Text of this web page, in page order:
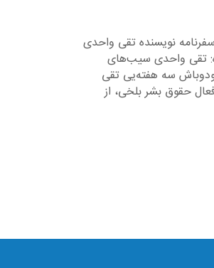
نویسنده تقی واحدی
نویسنده: تقی واحدی سیب‌های
سه هفته‌یی تقی
حقوق بشر بلخی، از